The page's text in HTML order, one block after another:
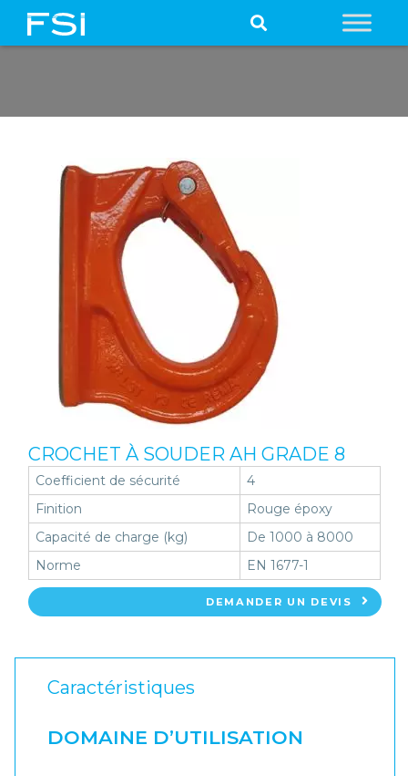
CROCHET À SOUDER AH GRADE 8
Coefficient de sécurité
4
Finition
Rouge époxy
Capacité de charge (kg)
De 1000 à 8000
Norme
EN 1677-1
DEMANDER UN DEVIS
Caractéristiques
DOMAINE D’UTILISATION